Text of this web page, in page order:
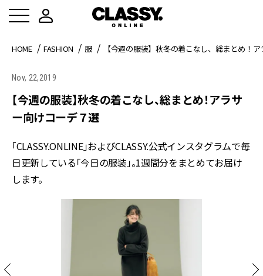
HOME FASHION 服 【今週の服装】秋冬の着こなし、総まとめ！
Nov, 22,2019
【今週の服装】秋冬の着こなし、総まとめ！アラサ
ー向けコーデ７選
「CLASSY.ONLINE」およびCLASSY.公式インスタグラムで毎
日更新している「今日の服装」。1週間分をまとめてお届け
します。